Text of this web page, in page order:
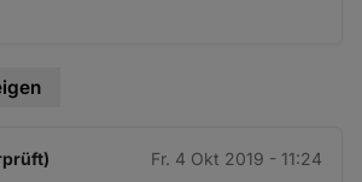
Fr. 4 Okt 2019 - 11:24